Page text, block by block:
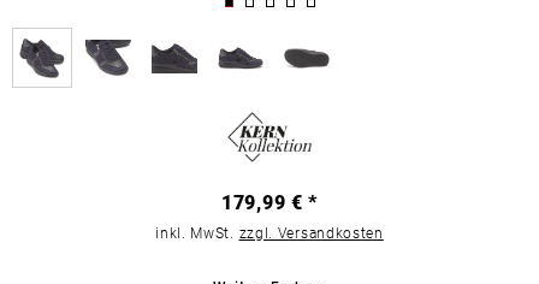
179,99 € *
inkl. MwSt. zzgl. Versandkosten